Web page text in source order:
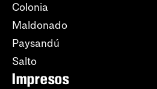
Colonia
Maldonado
Paysandú
Salto
Impresos